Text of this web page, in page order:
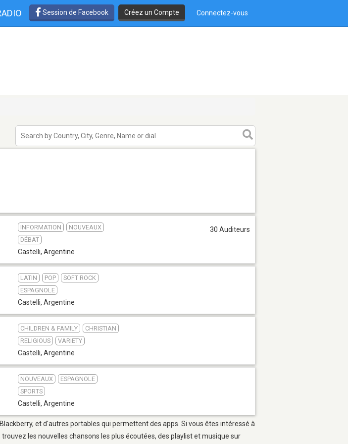
Session de Facebook Créez un Compte Connectez-vous
INFORMATION
NOUVEAUX
DÉBAT
Castelli, Argentine
30 Auditeurs
LATIN POP
SOFT ROCK
ESPAGNOLE
Castelli, Argentine
CHILDREN & FAMILY
CHRISTIAN
RELIGIOUS
VARIETY
Castelli, Argentine
NOUVEAUX
ESPAGNOLE
SPORTS
Castelli, Argentine
et d'autres portables qui permettent des apps. Si vous êtes intéressé à
les nouvelles chansons les plus écoutées, des playlist et musique sur